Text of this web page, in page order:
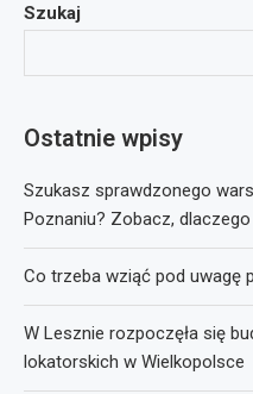
Szukaj
Ostatnie wpisy
Szukasz sprawdzonego
Poznaniu? Zobacz,
Co trzeba wziąć pod uwagę
W Lesznie rozpoczęła się
lokatorskich w Wielkopolsce